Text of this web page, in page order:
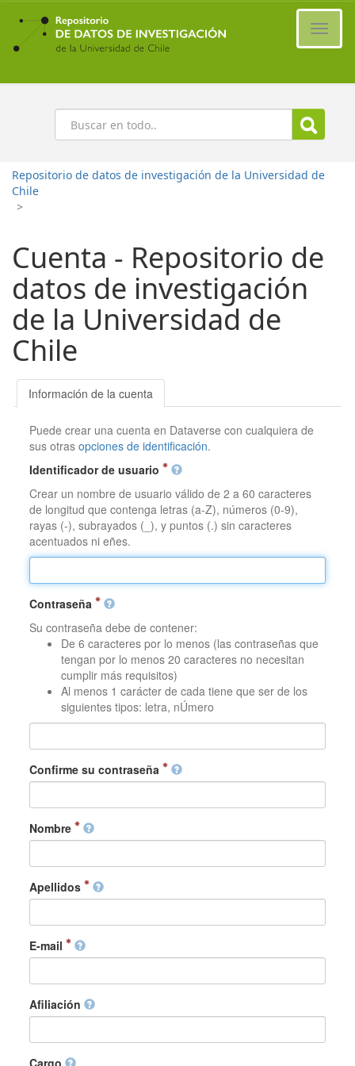
Ir
contenido
principal
Buscar
Repositorio de datos de investigación de la Universidad de
Chile
>
Cuenta - Repositorio de
datos de investigación
de la Universidad de
Chile
Información de la cuenta
Puede crear una cuenta en Dataverse con cualquiera de
sus otrasopciones de identificación.
Identificador de usuario
Crear un nombre de usuario válido de 2 a 60 caracteres
de longitud que contenga letras (a-Z), números (0-9),
rayas (-), subrayados (_), y puntos (.) sin caracteres
acentuados ni eñes.
Contraseña
Su contraseña debe de contener:
De 6 caracteres por lo menos (las contraseñas que
tengan por lo menos 20 caracteres no necesitan
cumplir más requisitos)
Al menos 1 carácter de cada tiene que ser de los
siguientes tipos: letra, nÚmero
Confirme su contraseña
Nombre
Apellidos
E-mail
Afiliación
Cargo